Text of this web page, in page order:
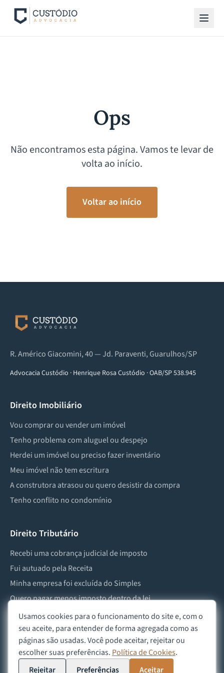
Ops
Não encontramos esta página. Vamos te levar de
volta ao início.
Voltar ao início
R. Américo Giacomini, 40 — Jd. Paraventi, Guarulhos/SP
Advocacia Custódio · Henrique Rosa Custódio ·OAB/SP 538.945
Direito Imobiliário
Vou comprar ou vender um imóvel
Tenho problema com aluguel ou despejo
Herdei um imóvel ou preciso fazer inventário
Meu imóvel não tem escritura
A construtora atrasou ou quero desistir da compra
Tenho conflito no condomínio
Direito Tributário
Recebi uma cobrança judicial de imposto
Fui autuado pela Receita
Minha empresa foi excluída do Simples
Quero pagar menos imposto dentro da lei
Preciso lidar com imposto de herança ou doação
2026Advocacia Custódio
Política de Privacidade Política de Cookies Aviso Legal
Usamos cookies para o funcionamento do site e, com o
seu aceite, para entender de forma agregada como as
páginas são usadas. Você pode aceitar, rejeitar ou
escolher suas preferências. Política de Cookies.
Rejeitar
Preferências Aceitar